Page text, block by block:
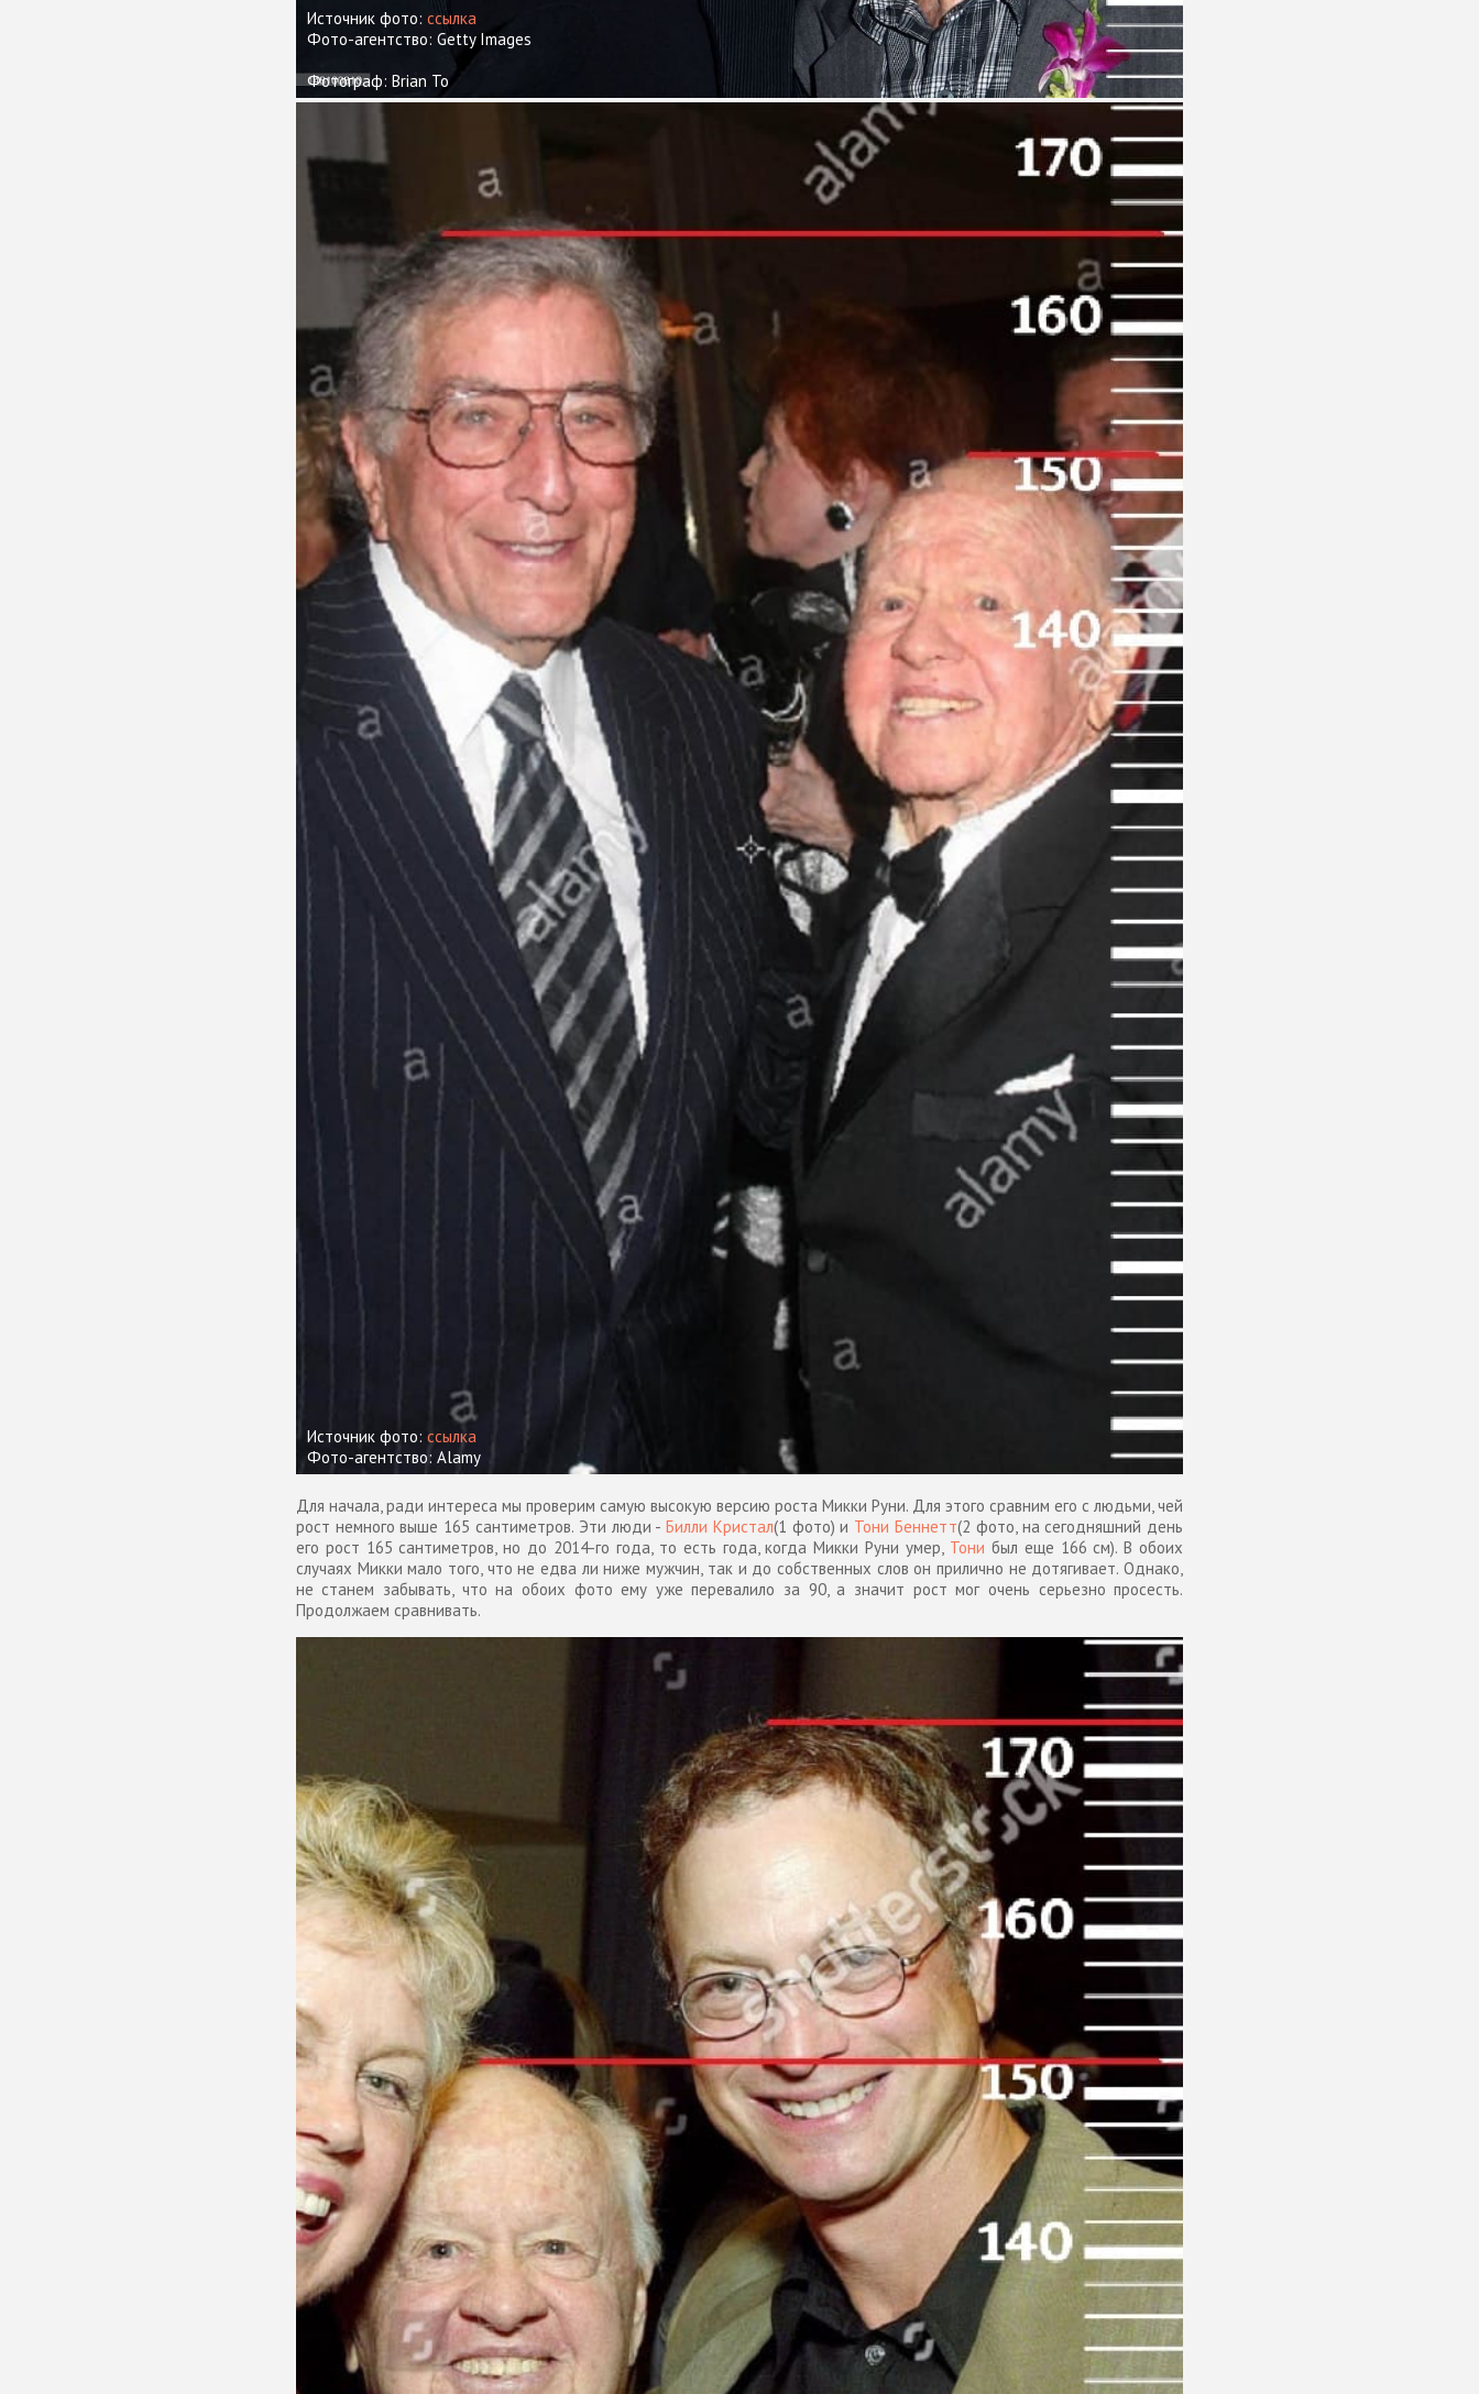
Источник фото: ссылка
Фото-агентство: Getty Images
Фотограф: Brian To
Источник фото: ссылка
Фото-агентство: Alamy
Для начала, ради интереса мы проверим самую высокую версию роста Микки Руни. Для этого сравним его с людьми, чей
рост немного выше 165 сантиметров. Эти люди -Билли Кристал(1 фото) и Тони Беннетт(2 фото, на сегодняшний день
его рост 165 сантиметров, но до 2014-го года, то есть года, когда Микки Руни умер, Тони был еще 166 см). В обоих
случаях Микки мало того, что не едва ли ниже мужчин, так и до собственных слов он прилично не дотягивает. Однако,
не станем забывать, что на обоих фото ему уже перевалило за 90, а значит рост мог очень серьезно просесть.
Продолжаем сравнивать.